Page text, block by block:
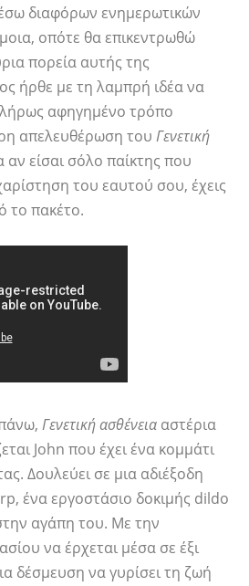
διαφόρων ενημερωτικών
οπότε θα επικεντρωθώ
πορεία αυτής της
ήρθε με τη λαμπρή ιδέα να
αφηγημένο τρόπο
απελευθέρωση του Γενετική
είσαι σόλο παίκτης που
του εαυτού σου, έχεις
το πακέτο.
Γενετική ασθένεια αστέρια
John που έχει ένα κομμάτι
Δουλεύει σε μια αδιέξοδη
ένα εργοστάσιο δοκιμής dildo
αγάπη του. Με την
να έρχεται μέσα σε έξι
δέσμευση να γυρίσει τη ζωή